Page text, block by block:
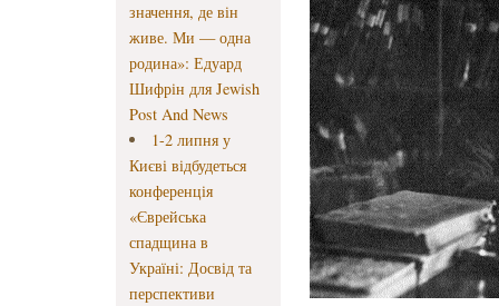
значення, де він
живе. Ми — одна
родина»: Едуард
Шифрін для Jewish
Post And News
1-2 липня у
Києві відбудеться
конференція
«Єврейська
спадщина в
Україні: Досвід та
перспективи